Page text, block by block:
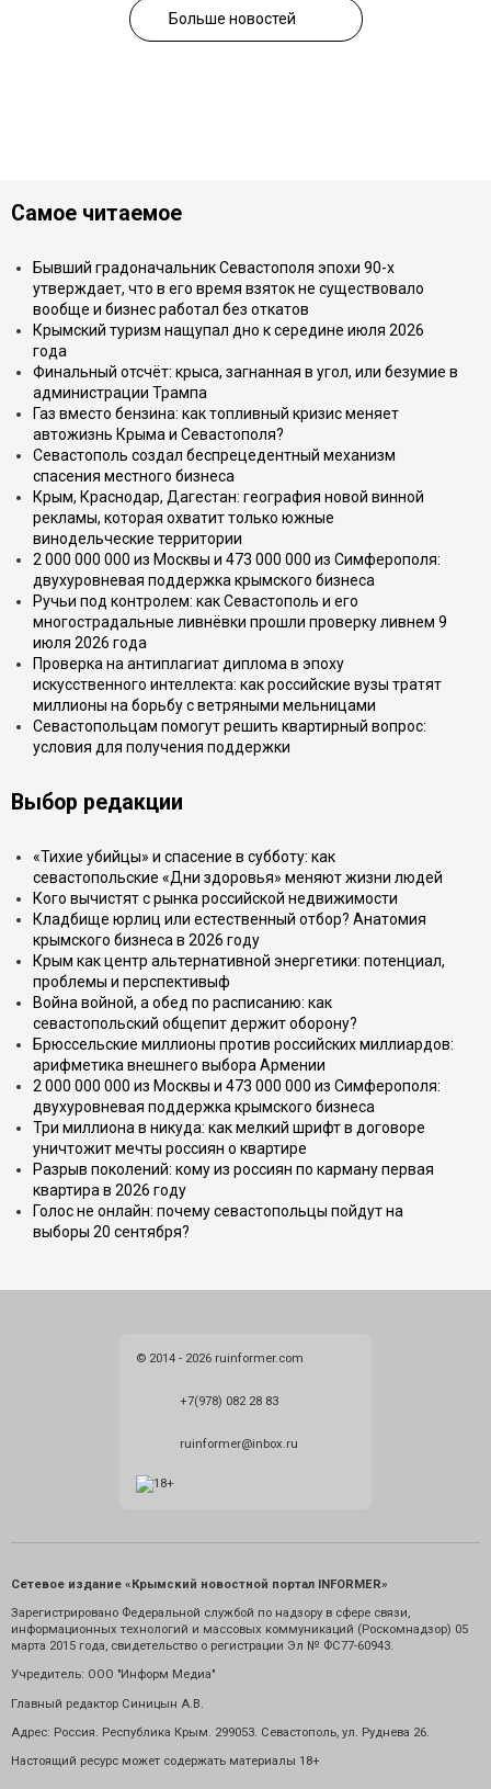
Больше новостей
Самое читаемое
Бывший градоначальник Севастополя эпохи 90-х
утверждает, что в его время взяток не существовало
вообще и бизнес работал без откатов
Крымский туризм нащупал дно к середине июля 2026
года
Финальный отсчёт: крыса, загнанная в угол, или безумие в
администрации Трампа
Газ вместо бензина: как топливный кризис меняет
автожизнь Крыма и Севастополя?
Севастополь создал беспрецедентный механизм
спасения местного бизнеса
Крым, Краснодар, Дагестан: география новой винной
рекламы, которая охватит только южные
винодельческие территории
2 000 000 000 из Москвы и 473 000 000 из Симферополя:
двухуровневая поддержка крымского бизнеса
Ручьи под контролем: как Севастополь и его
многострадальные ливнёвки прошли проверку ливнем 9
июля 2026 года
Проверка на антиплагиат диплома в эпоху
искусственного интеллекта: как российские вузы тратят
миллионы на борьбу с ветряными мельницами
Севастопольцам помогут решить квартирный вопрос:
условия для получения поддержки
Выбор редакции
«Тихие убийцы» и спасение в субботу: как
севастопольские «Дни здоровья» меняют жизни людей
Кого вычистят с рынка российской недвижимости
Кладбище юрлиц или естественный отбор? Анатомия
крымского бизнеса в 2026 году
Крым как центр альтернативной энергетики: потенциал,
проблемы и перспективыф
Война войной, а обед по расписанию: как
севастопольский общепит держит оборону?
Брюссельские миллионы против российских миллиардов:
арифметика внешнего выбора Армении
2 000 000 000 из Москвы и 473 000 000 из Симферополя:
двухуровневая поддержка крымского бизнеса
Три миллиона в никуда: как мелкий шрифт в договоре
уничтожит мечты россиян о квартире
Разрыв поколений: кому из россиян по карману первая
квартира в 2026 году
Голос не онлайн: почему севастопольцы пойдут на
выборы 20 сентября?
© 2014 - 2026 ruinformer.com
+7(978) 082 28 83
ruinformer@inbox.ru
Сетевое издание «Крымский новостной портал INFORMER»
Зарегистрировано Федеральной службой по надзору в сфере связи,
информационных технологий и массовых коммуникаций (Роскомнадзор) 05
марта 2015 года, свидетельство о регистрации Эл № ФС77-60943.
Учредитель: ООО "Информ Медиа"
Главный редактор Синицын А.В.
Адрес: Россия. Республика Крым. 299053. Севастополь, ул. Руднева 26.
Настоящий ресурс может содержать материалы 18+